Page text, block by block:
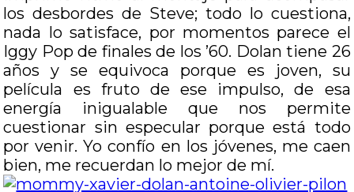
los desbordes de Steve; todo lo cuestiona,
nada lo satisface, por momentos parece el
Iggy Pop de finales de los ’60. Dolan tiene 26
años y se equivoca porque es joven, su
película es fruto de ese impulso, de esa
energía inigualable que nos permite
cuestionar sin especular porque está todo
por venir. Yo confío en los jóvenes, me caen
bien, me recuerdan lo mejor de mí.